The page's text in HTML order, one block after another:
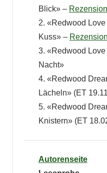
Blick» – Rezension
2. «Redwood
Kuss» – Rezension
3. «Redwood
Nacht»
4. «Redwood
Lächeln» (ET
5. «Redwood
Knistern» (ET
Autorenseite